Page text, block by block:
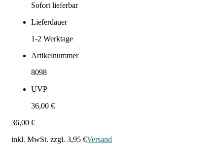
Sofort lieferbar
Lieferdauer
1-2 Werktage
Artikelnummer
8098
UVP
36,00 €
36,00 €
inkl. MwSt. zzgl. 3,95 €Versand